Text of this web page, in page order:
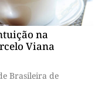
na
Viana
Brasileira de